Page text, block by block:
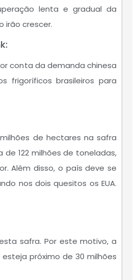
lenta e gradual da
irão crescer.
conta da demanda chinesa
frigoríficos brasileiros para
de hectares na safra
de 122 milhões de toneladas,
Além disso, o país deve se
nos dois quesitos os EUA.
safra. Por este motivo, a
próximo de 30 milhões